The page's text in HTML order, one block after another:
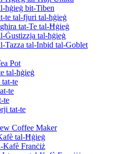
ħġieġ bit-Tiben
te tal-fjuri tal-ħġieġ
tat-Te tal-Ħġieġ
Ġustizzja tal-ħġieġ
Tazza tal-Inbid tal-Goblet
Pot
tal-ħġieġ
tat-te
te
te
tat-te
Coffee Maker
tal-Ħġieġ
Kafè Franċiż